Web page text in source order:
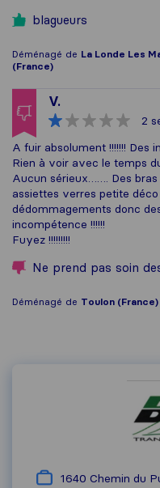
blagueurs
Déménagé de La Londe Les
(France)
V.
2
A fuir absolument !!!!!!! Des
Rien à voir avec le temps
Aucun sérieux……. Des
assiettes verres petite
dédommagements donc
incompétence !!!!!!
Fuyez !!!!!!!!!
Ne prend pas soin
Déménagé de Toulon (France)
1640 Chemin du